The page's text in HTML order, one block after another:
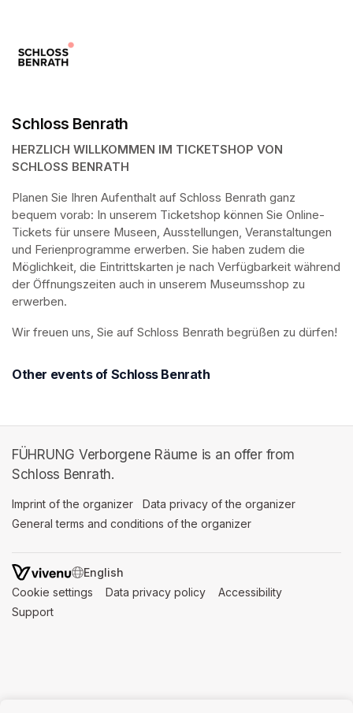
Schloss Benrath
HERZLICH WILLKOMMEN IM TICKETSHOP VON
SCHLOSS BENRATH
Planen Sie Ihren Aufenthalt auf Schloss Benrath ganz
bequem vorab: In unserem Ticketshop können Sie Online-
Tickets für unsere Museen, Ausstellungen, Veranstaltungen
und Ferienprogramme erwerben. Sie haben zudem die
Möglichkeit, die Eintrittskarten je nach Verfügbarkeit während
der Öffnungszeiten auch in unserem Museumsshop zu
erwerben.
Wir freuen uns, Sie auf Schloss Benrath begrüßen zu dürfen!
Other events of Schloss Benrath
FÜHRUNG Verborgene Räume is an offer from
Schloss Benrath.
Imprint of the organizer (opens in a new tab)
Data privacy of the organizer
General terms and conditions of the organizer
SWITCH LANGUAGE
Cookie settings (opens in a new tab)
Data privacy policy (opens in a new tab)
Accessibility
Support